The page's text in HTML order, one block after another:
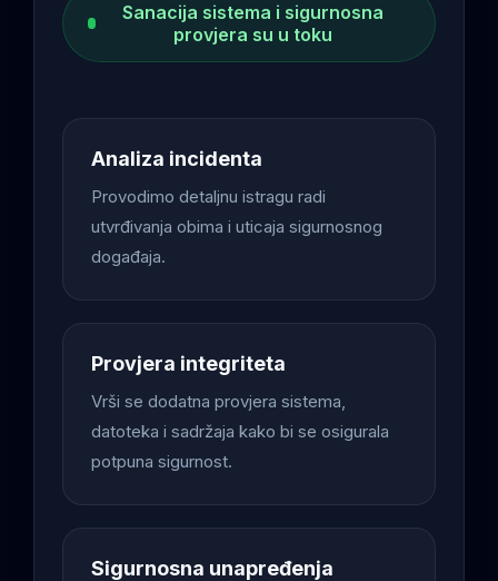
Sanacija sistema i sigurnosna
provjera su u toku
Analiza incidenta
Provodimo detaljnu istragu radi
utvrđivanja obima i uticaja sigurnosnog
događaja.
Provjera integriteta
Vrši se dodatna provjera sistema,
datoteka i sadržaja kako bi se osigurala
potpuna sigurnost.
Sigurnosna unapređenja